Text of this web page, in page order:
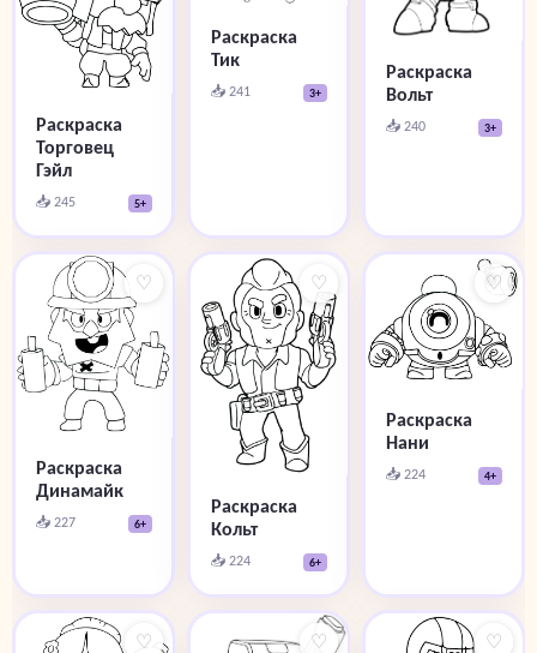
Раскраска
Торговец
Гэйл
📥 245 5+
Раскраска
Тик
📥 241 3+
Раскраска
Вольт
📥 240 3+
♡
Раскраска
Динамайк
📥 227 6+
♡
Раскраска
Кольт
📥 224 6+
♡
Раскраска
Нани
📥 224 4+
♡ ♡ ♡